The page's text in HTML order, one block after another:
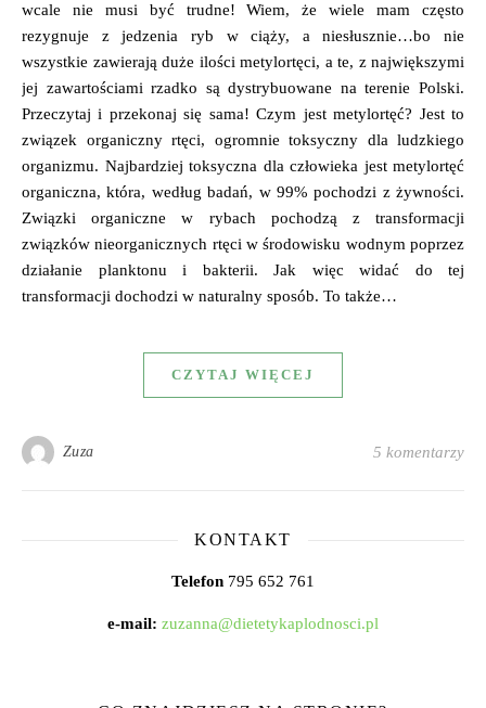
wcale nie musi być trudne! Wiem, że wiele mam często
rezygnuje z jedzenia ryb w ciąży, a niesłusznie…bo nie
wszystkie zawierają duże ilości metylortęci, a te, z największymi
jej zawartościami rzadko są dystrybuowane na terenie Polski.
Przeczytaj i przekonaj się sama! Czym jest metylortęć? Jest to
związek organiczny rtęci, ogromnie toksyczny dla ludzkiego
organizmu. Najbardziej toksyczna dla człowieka jest metylortęć
organiczna, która, według badań, w 99% pochodzi z żywności.
Związki organiczne w rybach pochodzą z transformacji
związków nieorganicznych rtęci w środowisku wodnym poprzez
działanie planktonu i bakterii. Jak więc widać do tej
transformacji dochodzi w naturalny sposób. To także…
CZYTAJ WIĘCEJ
Zuza 5 komentarzy
KONTAKT
Telefon 795 652 761
e-mail: zuzanna@dietetykaplodnosci.pl